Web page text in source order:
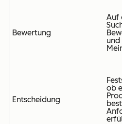
Bewertung
Auf
und
Entscheidung
ob